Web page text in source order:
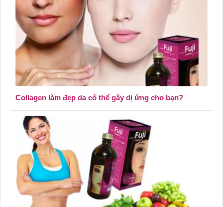
Collagen làm đẹp da có thể gây dị ứng cho bạn?